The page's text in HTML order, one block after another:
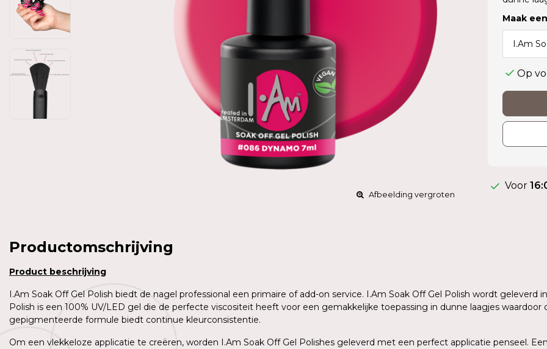
Afbeelding vergroten
Maak
Op
Voor
Productomschrijving
Product beschrijving
I.Am Soak Off Gel Polish biedt de nagel professional een primaire of add-on service. I.Am Soak Off Gel Polish wordt
Polish is een 100% UV/LED gel die de perfecte viscositeit heeft voor een gemakkelijke toepassing in dunne laagjes
gepigmenteerde formule biedt continue kleurconsistentie.
Om een vlekkeloze applicatie te creëren, worden I.Am Soak Off Gel Polishes geleverd met een perfect applicatie penseel.